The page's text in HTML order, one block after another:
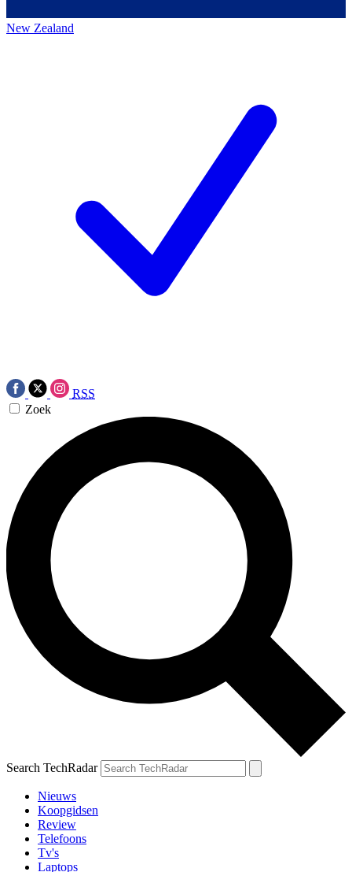
New Zealand
RSS
Zoek
Search TechRadar
Nieuws
Koopgidsen
Review
Telefoons
Tv's
Laptops